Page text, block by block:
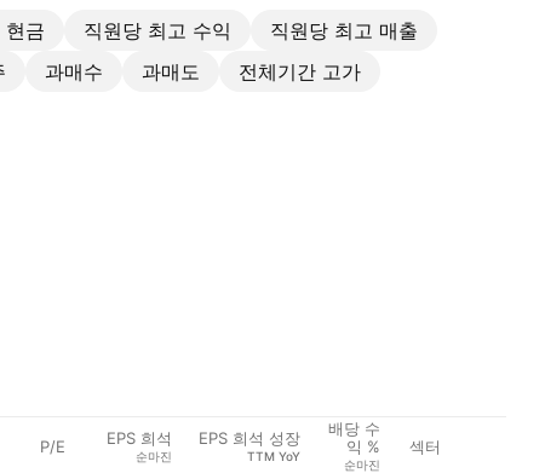
현금 직원당 최고 수익
직원당 최고 매출
과매수 과매도
전체기간 고가
P/E EPS 희석
순마진
EPS 희석 성장
TTM YoY
배당 수
익 %
순마진
섹터